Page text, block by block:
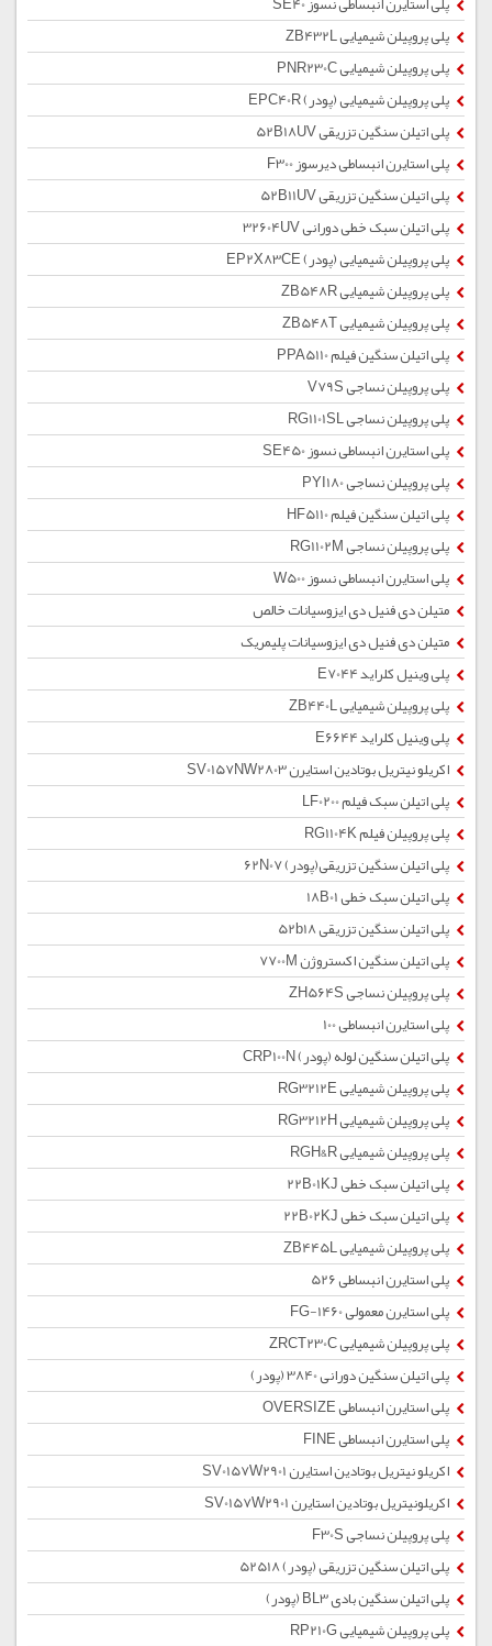
پلی پروپیلن شیمیایی ZB432L
پلی پروپیلن شیمیایی PNR230C
پلی پروپیلن شیمیایی (پودر) EPC40R
پلی اتیلن سنگین تزریقی 52B18UV
پلی استایرن انبساطی دیرسوز F300
پلی اتیلن سنگین تزریقی 52B11UV
پلی اتیلن سبک خطی دورانی 32604UV
پلی پروپیلن شیمیایی (پودر) EP2X83CE
پلی پروپیلن شیمیایی ZB548R
پلی پروپیلن شیمیایی ZB548T
پلی اتیلن سنگین فیلم PPA5110
پلی پروپیلن نساجی V79S
پلی پروپیلن نساجی RG1101SL
پلی استایرن انبساطی نسوز SE450
پلی پروپیلن نساجی PYI180
پلی اتیلن سنگین فیلم HF5110
پلی پروپیلن نساجی RG1102M
پلی استایرن انبساطی نسوز W500
متیلن دی فنیل دی ایزوسیانات خالص
متیلن دی فنیل دی ایزوسیانات پلیمریک
پلی وینیل کلراید E7044
پلی پروپیلن شیمیایی ZB440L
پلی وینیل کلراید E6644
اکریلو نیتریل بوتادین استایرن SV0157NW2803
پلی اتیلن سبک فیلم LF0200
پلی پروپیلن فیلم RG1104K
پلی اتیلن سنگین تزریقی(پودر) 62N07
پلی اتیلن سبک خطی 18B01
پلی اتیلن سنگین تزریقی 52b18
پلی اتیلن سنگین اکستروژن 7700M
پلی پروپیلن نساجی ZH564S
پلی استایرن انبساطی 100
پلی اتیلن سنگین لوله (پودر) CRP100N
پلی پروپیلن شیمیایی RG3212E
پلی پروپیلن شیمیایی RG3212H
پلی پروپیلن شیمیایی RGH&R
پلی اتیلن سبک خطی 22B01KJ
پلی اتیلن سبک خطی 22B02KJ
پلی پروپیلن شیمیایی ZB445L
پلی استایرن انبساطی 526
پلی استایرن معمولی 1460-FG
پلی پروپیلن شیمیایی ZRCT230C
پلی اتیلن سنگین دورانی 3840 (پودر)
پلی استایرن انبساطی OVERSIZE
پلی استایرن انبساطی FINE
اکریلو نیتریل بوتادین استایرن SV0157W2901
اکریلونیتریل بوتادین استایرن SV0157W2901
پلی پروپیلن نساجی F30S
پلی اتیلن سنگین تزریقی (پودر) 52518
پلی اتیلن سنگین بادی BL3 (پودر)
پلی پروپیلن شیمیایی RP210G